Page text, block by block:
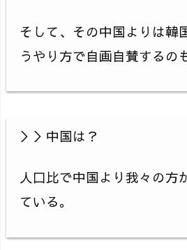
そして、その中国よりは韓
うやり方で自画自賛するの
＞＞中国は？
人口比で中国より我々の方
ている。